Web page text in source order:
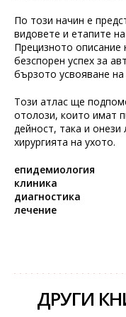
По този начин е
видовете и етапите
Прецизното описание
безспорен успех за
бързото усвояване на
Този атлас ще
отолози, които имат
дейност, така и
хирургията на ухото.
епидемиология
клиника
диагностика
лечение
ДРУГИ